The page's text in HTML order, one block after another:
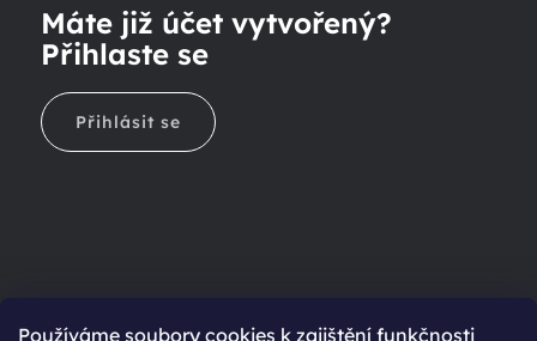
Používáme soubory cookies k zajištění funkčnosti
Máte již účet vytvořený?
Přihlaste se
Přihlásit se
Ještě nemáte účet?